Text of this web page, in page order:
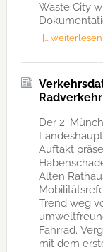
Waste City
[… weiterlesen
Radverkehr
Der 2.
Auftakt
Alten
Trend weg
Fahrrad.
mit dem